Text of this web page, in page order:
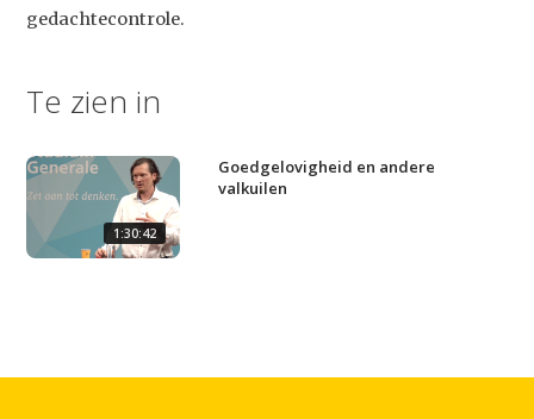
gedachtecontrole.
Te zien in
1:30:42
Goedgelovigheid en andere
valkuilen